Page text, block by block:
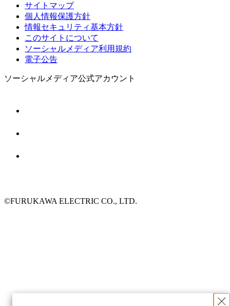
サイトマップ
個人情報保護方針
情報セキュリティ基本方針
このサイトについて
ソーシャルメディア利用規約
電子公告
ソーシャルメディア公式アカウント
©FURUKAWA ELECTRIC CO., LTD.